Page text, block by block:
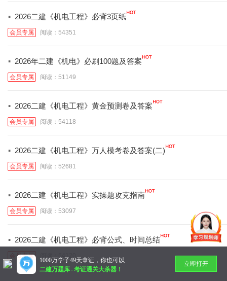
· 2026二建《机电工程》必背3页纸
会员专属 阅读：54351
· 2026年二建《机电》必刷100题及答案
会员专属 阅读：51149
· 2026二建《机电工程》黄金预测卷及答案
会员专属 阅读：54118
· 2026二建《机电工程》万人模考卷及答案(二)
会员专属 阅读：52681
· 2026二建《机电工程》实操题攻克指南
会员专属 阅读：53097
· 2026二建《机电工程》必背公式、时间总结
会员专属 阅读：54120
1000万学子49天拿证，你也可以
二建万题库-考证通关大杀器！
立即打开